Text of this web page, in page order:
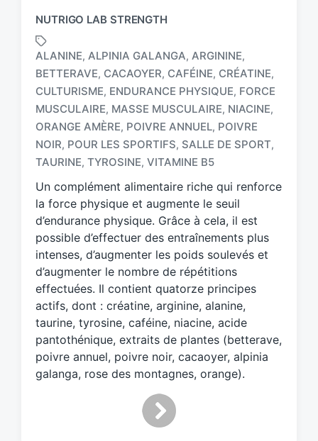
NUTRIGO LAB STRENGTH
T
a
g
e
d
w
t
h
ALANINE, ALPINIA GALANGA, ARGININE,
BETTERAVE, CACAOYER, CAFÉINE, CRÉATINE,
CULTURISME, ENDURANCE PHYSIQUE, FORCE
MUSCULAIRE, MASSE MUSCULAIRE, NIACINE,
ORANGE AMÈRE, POIVRE ANNUEL, POIVRE
NOIR, POUR LES SPORTIFS, SALLE DE SPORT,
TAURINE, TYROSINE, VITAMINE B5
Un complément alimentaire riche qui renforce
la force physique et augmente le seuil
d’endurance physique. Grâce à cela, il est
possible d’effectuer des entraînements plus
intenses, d’augmenter les poids soulevés et
d’augmenter le nombre de répétitions
effectuées. Il contient quatorze principes
actifs, dont : créatine, arginine, alanine,
taurine, tyrosine, caféine, niacine, acide
pantothénique, extraits de plantes (betterave,
poivre annuel, poivre noir, cacaoyer, alpinia
galanga, rose des montagnes, orange).